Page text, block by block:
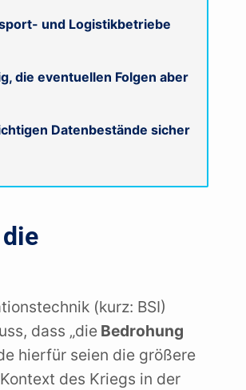
und Logistikbetriebe
die eventuellen Folgen aber
Datenbestände sicher
(kurz: BSI)
dass „dieBedrohung
hierfür seien die größere
des Kriegs in der